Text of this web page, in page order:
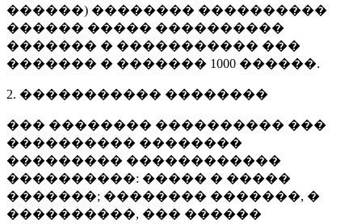
������) �������� ����������
������ ����� ����������
������� � ����������� ���
������� � ������� 1000 ������.
2. ����������� ��������
��� �������� ���������� ���
���������� ��������
��������� ������������
����������: ����� � �����
�������; �������� �������, �
����������, ��� ������